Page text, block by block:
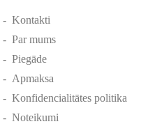
-Kontakti
-Par mums
-Piegāde
- Apmaksa
-Konfidencialitātes politika
-Noteikumi